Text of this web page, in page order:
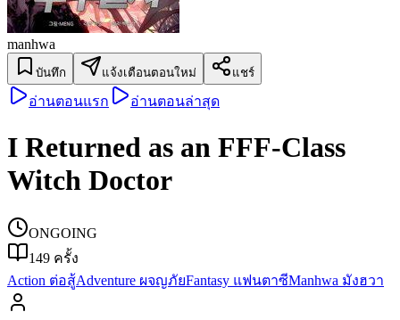
manhwa
บันทึก แจ้งเตือนตอนใหม่ แชร์
อ่านตอนแรก อ่านตอนล่าสุด
I Returned as an FFF-Class
Witch Doctor
ONGOING
149 ครั้ง
Action ต่อสู้Adventure ผจญภัยFantasy แฟนตาซีManhwa มังฮวา